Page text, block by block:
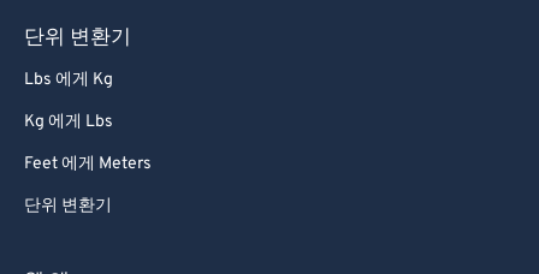
단위 변환기
Lbs 에게 Kg
Kg 에게 Lbs
Feet 에게 Meters
단위 변환기